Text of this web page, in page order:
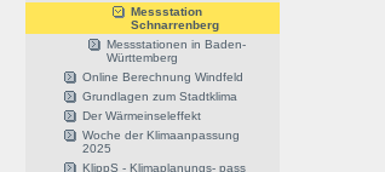
Messstation
Schnarrenberg
Messstationen in Baden-
Württemberg
Online Berechnung Windfeld
Grundlagen zum Stadtklima
Der Wärmeinseleffekt
Woche der Klimaanpassung
2025
KlippS - Klimaplanungs- pass